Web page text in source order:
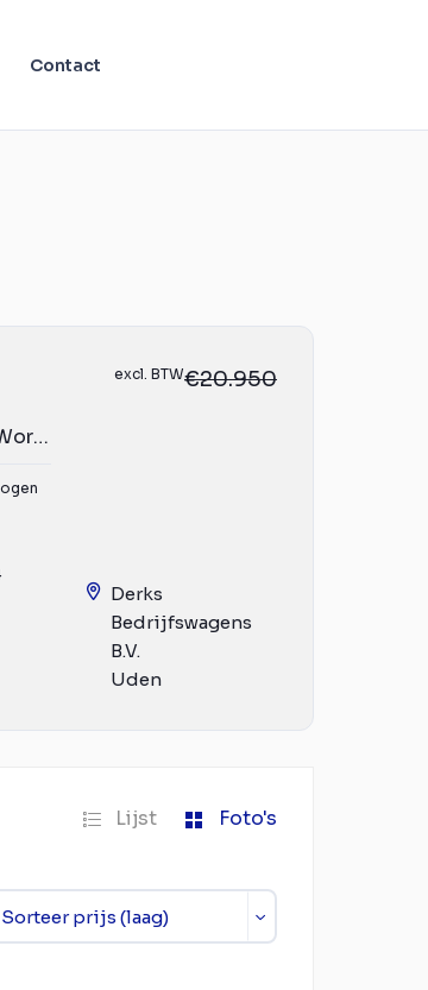
Contact
T35 2.3 dCi 135pk L3 H2 Work Edition
excl. BTW€20.950
Derks
Bedrijfswagens
B.V.
Uden
Lijst Foto's